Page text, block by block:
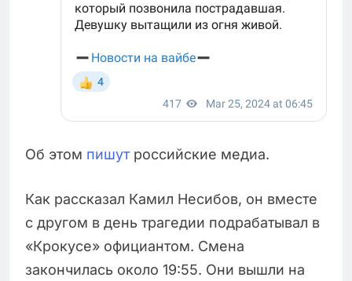
Об этом пишутроссийские медиа.
Как рассказал Камил Несибов, он вместе
с другом в день трагедии подрабатывал в
«Крокусе» официантом. Смена
закончилась около 19:55. Они вышли на